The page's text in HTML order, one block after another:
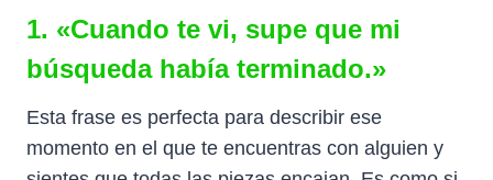
1. «Cuando te vi, supe que mi
búsqueda había terminado.»
Esta frase es perfecta para describir ese
momento en el que te encuentras con alguien y